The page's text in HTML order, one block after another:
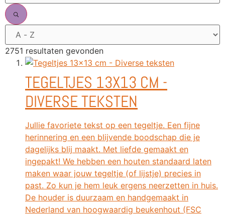
2751 resultaten gevonden
TEGELTJES 13X13 CM -
DIVERSE TEKSTEN
Jullie favoriete tekst op een tegeltje. Een fijne
herinnering en een blijvende boodschap die je
dagelijks blij maakt. Met liefde gemaakt en
ingepakt! We hebben een houten standaard laten
maken waar jouw tegeltje (of lijstje) precies in
past. Zo kun je hem leuk ergens neerzetten in huis.
De houder is duurzaam en handgemaakt in
Nederland van hoogwaardig beukenhout (FSC